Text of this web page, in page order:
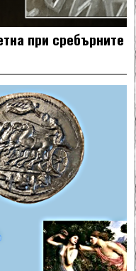
при сребърните